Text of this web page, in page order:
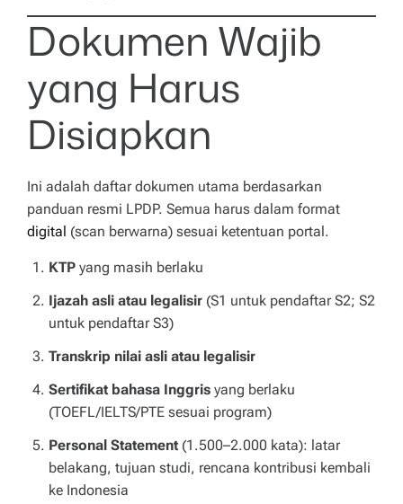
Dokumen Wajib
yang Harus
Disiapkan
Ini adalah daftar dokumen utama berdasarkan
panduan resmi LPDP. Semua harus dalam format
digital (scan berwarna) sesuai ketentuan portal.
KTP yang masih berlaku
Ijazah asli atau legalisir (S1 untuk pendaftar S2; S2
untuk pendaftar S3)
Transkrip nilai asli atau legalisir
Sertifikat bahasa Inggris yang berlaku
(TOEFL/IELTS/PTE sesuai program)
Personal Statement (1.500–2.000 kata): latar
belakang, tujuan studi, rencana kontribusi kembali
ke Indonesia